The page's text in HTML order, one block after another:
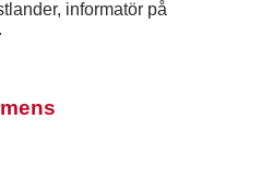
informatör på